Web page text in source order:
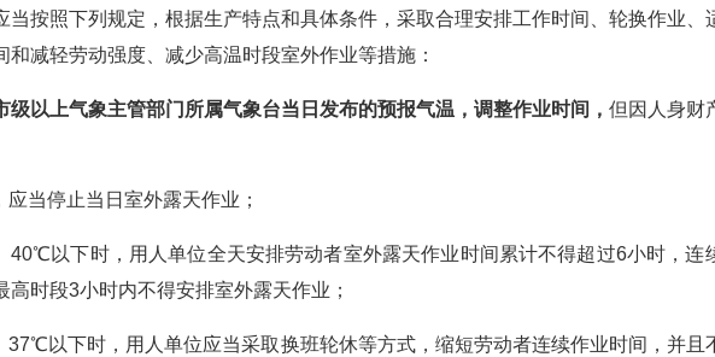
当按照下列规定，根据生产特点和具体条件，采取合理安排工作时间、轮换作业、
减轻劳动强度、减少高温时段室外作业等措施：
级以上气象主管部门所属气象台当日发布的预报气温，调整作业时间， 但因人身财
当停止当日室外露天作业；
以下时，用人单位全天安排劳动者室外露天作业时间累计不得超过6小时，连
时段3小时内不得安排室外露天作业；
以下时，用人单位应当采取换班轮休等方式，缩短劳动者连续作业时间，并且